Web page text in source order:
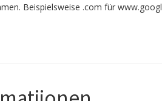
Beispielsweise .com für